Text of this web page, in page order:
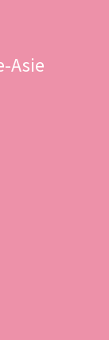
Asie